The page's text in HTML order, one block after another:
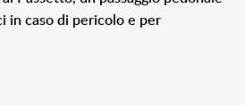
in caso di pericolo e per